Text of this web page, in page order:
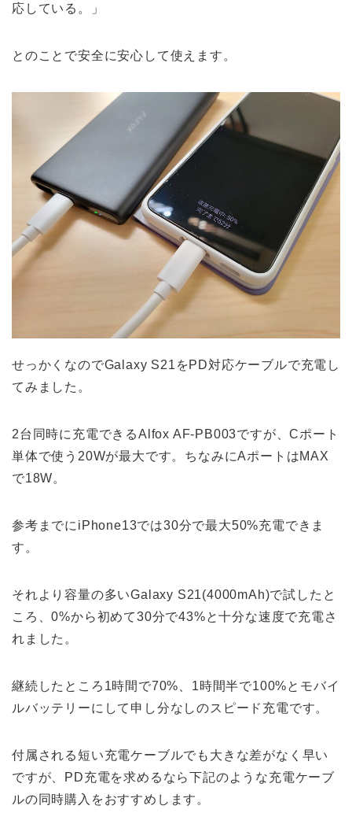
応している。」
とのことで安全に安心して使えます。
せっかくなのでGalaxy S21をPD対応ケーブルで充電し
てみました。
2台同時に充電できるAlfox AF-PB003ですが、Cポート
単体で使う20Wが最大です。ちなみにAポートはMAX
で18W。
参考までにiPhone13では30分で最大50%充電できま
す。
それより容量の多いGalaxy S21(4000mAh)で試したと
ころ、0%から初めて30分で43%と十分な速度で充電さ
れました。
継続したところ1時間で70%、1時間半で100%とモバイ
ルバッテリーにして申し分なしのスピード充電です。
付属される短い充電ケーブルでも大きな差がなく早い
ですが、PD充電を求めるなら下記のような充電ケーブ
ルの同時購入をおすすめします。